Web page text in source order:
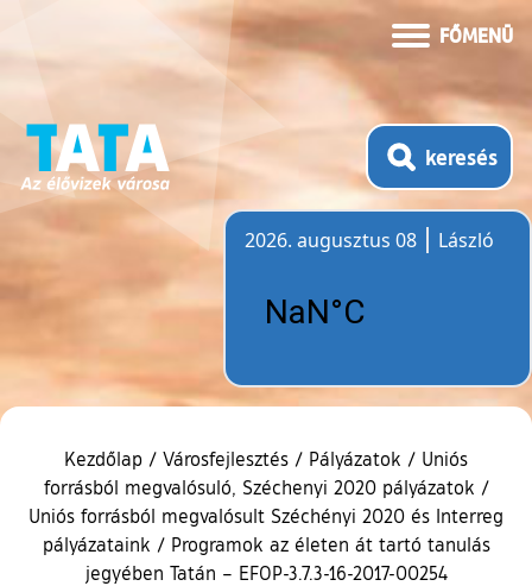
FŐMENÜ
keresés
2026. augusztus 08
László
Kezdőlap / Városfejlesztés / Pályázatok / Uniós
forrásból megvalósuló, Széchenyi 2020 pályázatok /
Uniós forrásból megvalósult Széchényi 2020 és Interreg
pályázataink / Programok az életen át tartó tanulás
jegyében Tatán – EFOP-3.7.3-16-2017-00254